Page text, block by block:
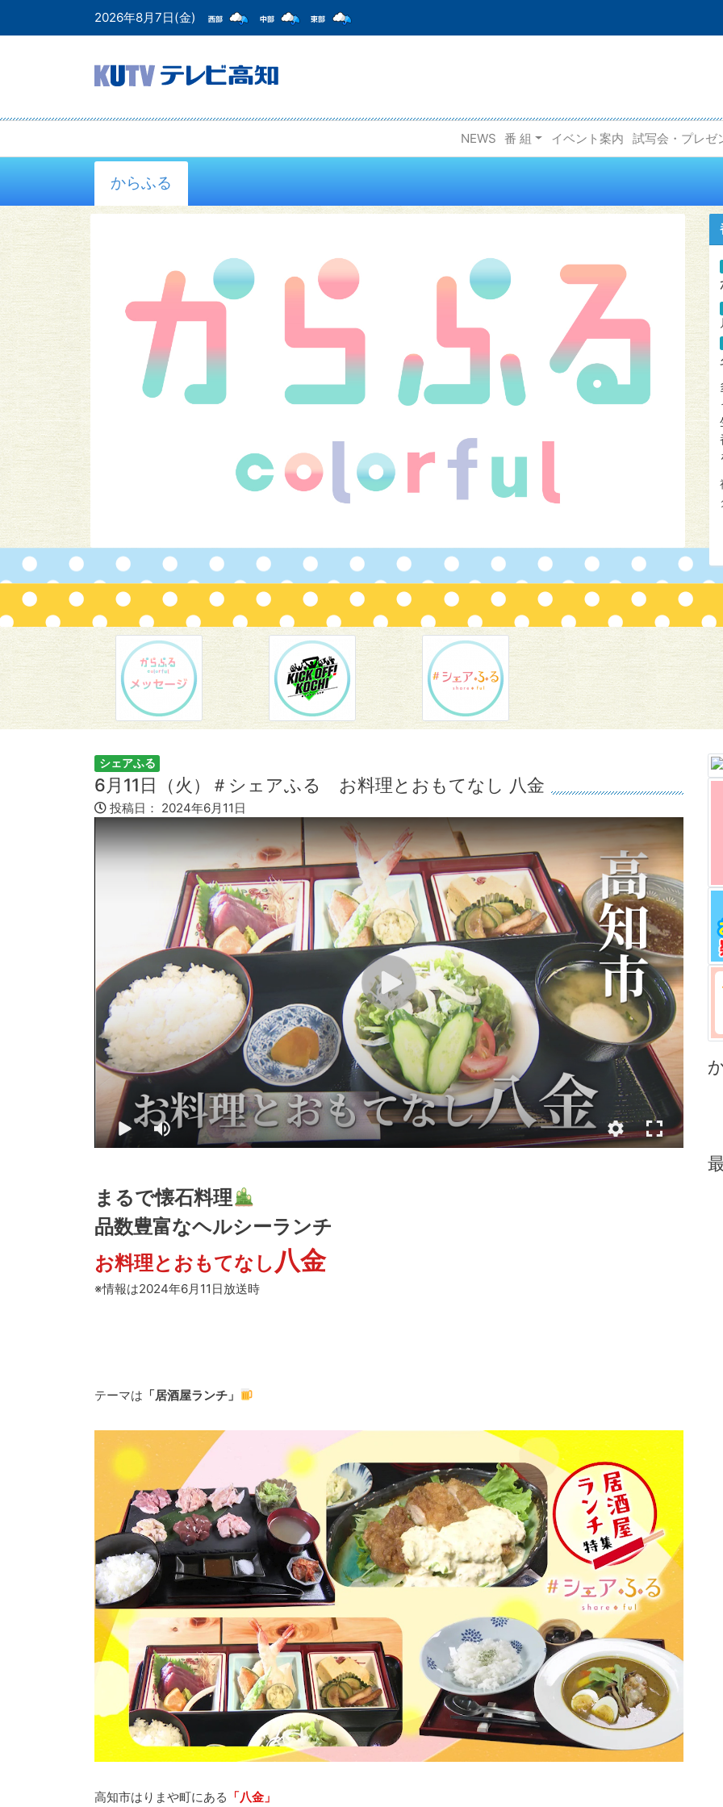
2026年8月7日(金)
NEWS 番 組 イベント案内 試写会・プレゼ
からふる
シェアふる
6月11日（火）＃シェアふる お料理とおもてなし 八金
投稿日： 2024年6月11日
まるで懐石料理
品数豊富なヘルシーランチ
お料理とおもてなし 八金
※情報は2024年6月11日放送時
テーマは 「居酒屋ランチ」
高知市はりまや町にある 「八金」